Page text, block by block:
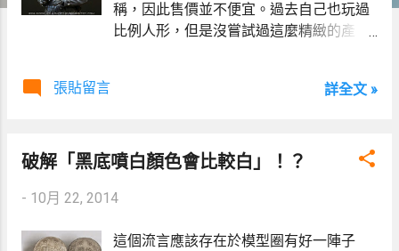
稱，因此售價並不便宜。過去自己也玩過
比例人形，但是沒嘗試過這麼精緻的產
過去自己也玩過比例人形，但是沒嘗試過
它。我想是我多慮了；
張貼留言 詳全文 »
破解「黑底噴白顏色會比較白」！？
- 10月 22, 2014
這個流言應該存在於模型圈有好一陣子